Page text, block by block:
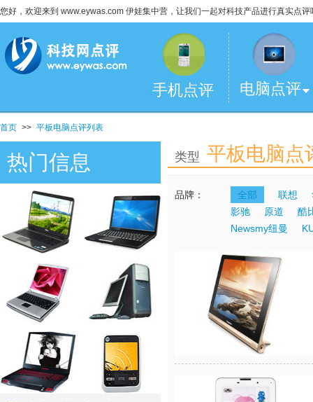
您好，欢迎来到 www.eywas.com 伊娃集中营，让我们一起对科技产品进行真实点评
手机点评 电脑点评
首页 >> 平板电脑点评列表
热门信息 类型 平板电脑点
品牌： 全部 联想
影驰
原道
酷
Newsmy纽曼